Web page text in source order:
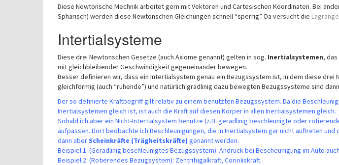
Diese Newtonsche Mechnik arbeitet gern mit Vektoren und Cartesischen Koordinaten. Bei
Sphärisch) werden diese Newtonschen Gleichungen schnell “sperrig”. Da versucht die
Intertialsysteme
Diese drei Newtonschen Gesetze (auch Axiome genannt) gelten in sog. Inertialsystemen,
mit gleichbleibender Geschwindigkeit gegeneinander bewegen.
Besser definieren wir, dass ein Intertialsystem genau ein Bezugssystem ist, in dem diese drei
gleichförmig (auch “ruhende”) und natürlich gradlinig dazu bewegten Bezugssysteme sind
Der so definierte Kraftbegriff gilt relativ zu einem benutzten Bezugssystem. Da die
Inertialsystemen gleich ist, ist auch die Kraft auf diesen Körper in allen Inertialsystemen gleich.
Sobald ich aber ein Nicht-Intertialsystem benutze (z.B. geradlinig beschleunigte oder
aufpassen. Dort beobachte ich Beschleunigungen, die in Inertialsystem gar nicht auftreten und
dann aberScheinkräfte (Trägheitskräfte) genannt werden.
Beispiel 1: (Geradlinig beschleunigtes Bezugssystem): Andruck bei Bescheunigung im Auto
Beispiel 2: (Rotierendes Bezugsystem): Zentrifugalkraft, Corioliskraft.